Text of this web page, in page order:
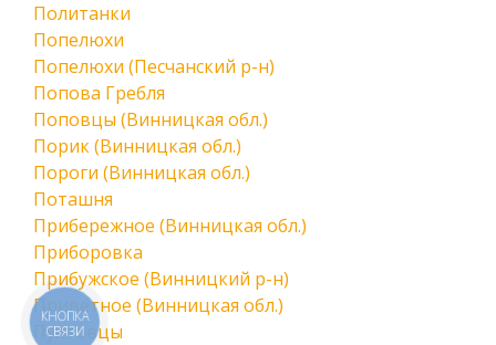
Политанки
Попелюхи
Попелюхи (Песчанский р-н)
Попова Гребля
Поповцы (Винницкая обл.)
Порик (Винницкая обл.)
Пороги (Винницкая обл.)
Поташня
Прибережное (Винницкая обл.)
Приборовка
Прибужское (Винницкий р-н)
Приветное (Винницкая обл.)
Пултовцы
КНОПКА
СВЯЗИ